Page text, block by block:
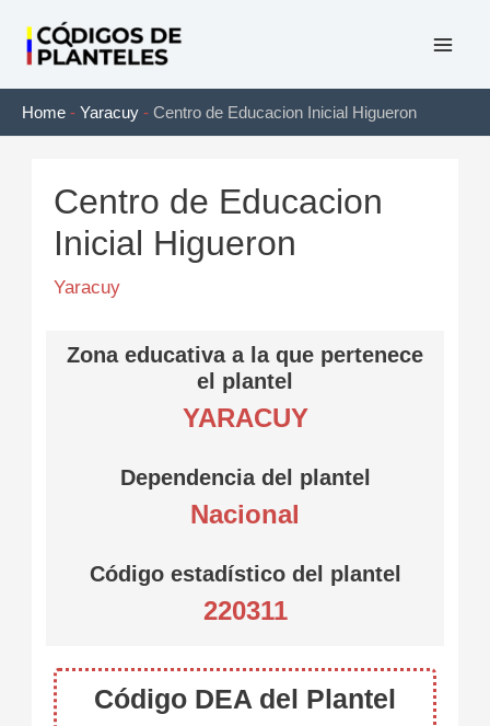
contenido
Home - Yaracuy - Centro de Educacion Inicial Higueron
Centro de Educacion
Inicial Higueron
Yaracuy
Zona educativa a la que pertenece
el plantel
YARACUY
Dependencia del plantel
Nacional
Código estadístico del plantel
220311
Código DEA del Plantel